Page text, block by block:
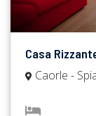
Casa
Caorle -